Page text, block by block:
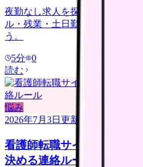
夜勤なし求人を探す看護師さん
ル・残業・土日勤務・年収低下
う。
5分
0
読む
悩み
2026年7月3日 更新
看護師転職サイトは電話な
決める連絡ルール